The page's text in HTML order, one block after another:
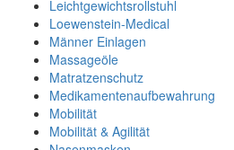
Leichtgewichtsrollstuhl
Loewenstein-Medical
Männer Einlagen
Massageöle
Matratzenschutz
Medikamentenaufbewahrung
Mobilität
Mobilität & Agilität